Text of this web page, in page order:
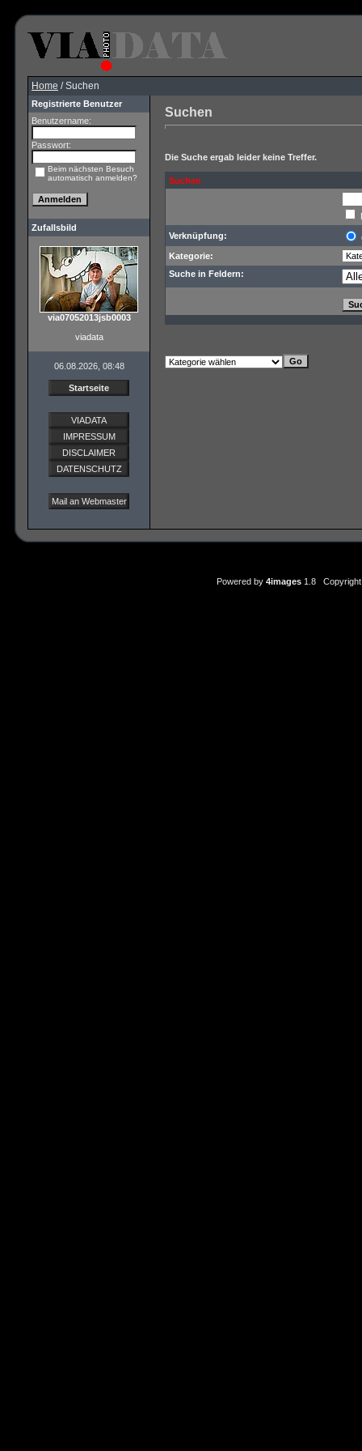
Home / Suchen
Registrierte Benutzer
Benutzername:
Passwort:
Beim nächsten Besuch
automatisch anmelden?
Zufallsbild
via07052013jsb0003
viadata
06.08.2026, 08:48
Startseite
VIADATA
IMPRESSUM
DISCLAIMER
DATENSCHUTZ
Mail an Webmaster
Suchen
Die Suche ergab leider keine Treffer.
Suchen
Verknüpfung:
Kategorie:
Suche in Feldern:
Powered by 4images1.8 Copyright